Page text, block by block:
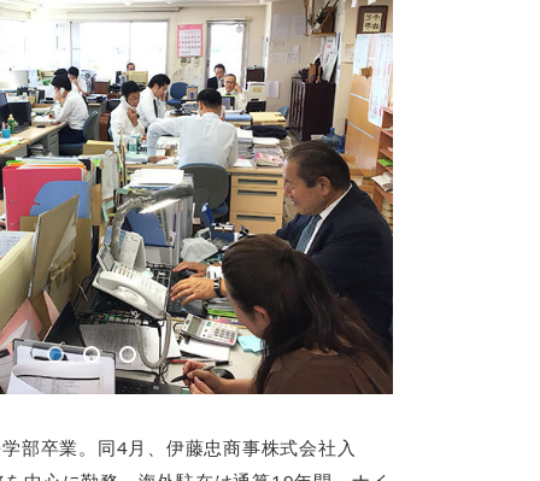
部卒業。同4月、伊藤忠商事株式会社入